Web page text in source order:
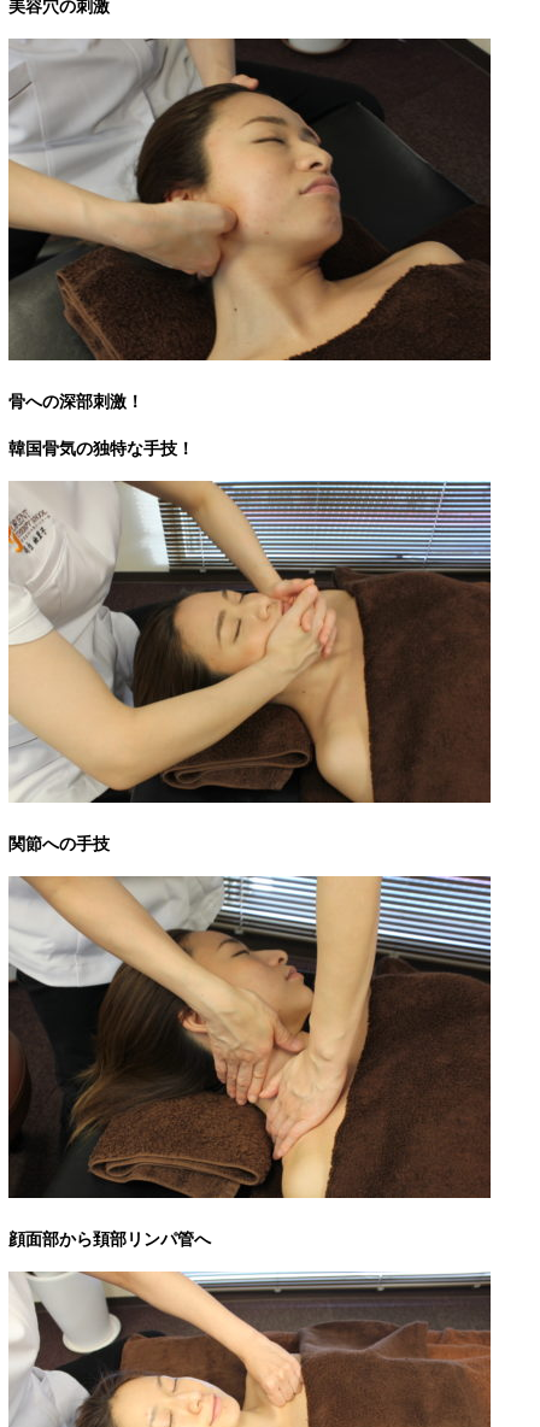
美容穴の刺激
骨への深部刺激！
韓国骨気の独特な手技！
関節への手技
顔面部から頚部リンパ管へ